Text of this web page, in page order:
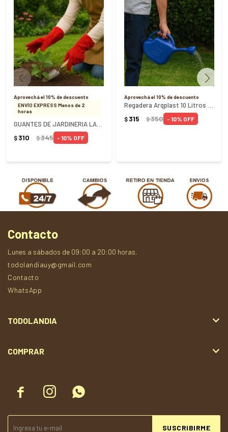
Aprovechá el 10% de descuento
ENVÍO EXPRESS Menos de 2
horas
$ 310 $345 10
Aprovechá el 10% de descuento
$ 315 $350 10
  
SUSCRIBIRME
Contacto
Lunes a sábados de 09:00 a 20:00 horas.
todolandiauy@gmail.com
Contacto
WhatsApp
TODOLANDIA
COMPRAR